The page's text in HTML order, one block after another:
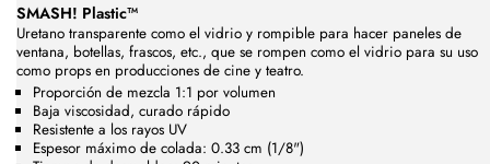
SMASH! Plastic™
Uretano transparente como el vidrio y rompible para hacer paneles de
ventana, botellas, frascos, etc., que se rompen como el vidrio para su uso
como props en producciones de cine y teatro.
Proporción de mezcla 1:1 por volumen
Baja viscosidad, curado rápido
Resistente a los rayos UV
Espesor máximo de colada: 0.33 cm (1/8")